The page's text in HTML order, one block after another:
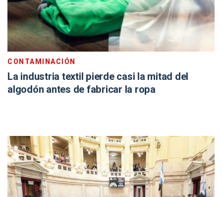
CONTAMINACIÓN
La industria textil pierde casi la mitad del
algodón antes de fabricar la ropa